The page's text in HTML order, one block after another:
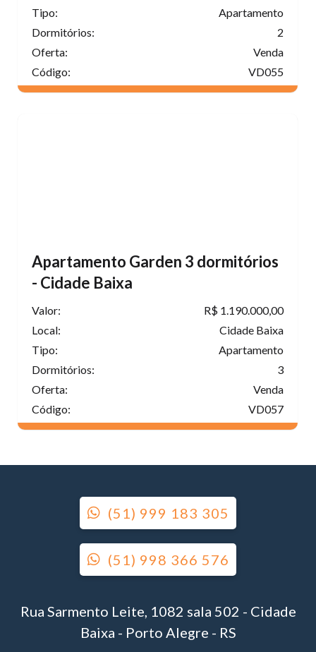
Tipo: Apartamento
Oferta: Venda
Dormitórios: 2
Código: VD055
Apartamento Garden 3 dormitórios
- Cidade Baixa
Tipo: Apartamento
Oferta: Venda
Valor: R$ 1.190.000,00
Dormitórios: 3
Local: Cidade Baixa
Código: VD057
(51) 999 183 305
(51) 998 366 576
Rua Sarmento Leite, 1082 sala 502 - Cidade
Baixa - Porto Alegre - RS